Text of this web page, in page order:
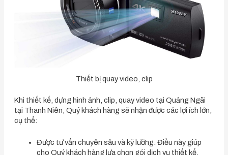
Thiết bị quay video, clip
Khi thiết kế, dựng hình ảnh, clip, quay video tại Quảng Ngãi
tại Thanh Niên, Quý khách hàng sẽ nhận được các lợi ích lớn,
cụ thể:
Được tư vấn chuyên sâu và kỹ lưỡng. Điều này giúp
cho Quý khách hàng lựa chọn gói dịch vụ thiết kế,